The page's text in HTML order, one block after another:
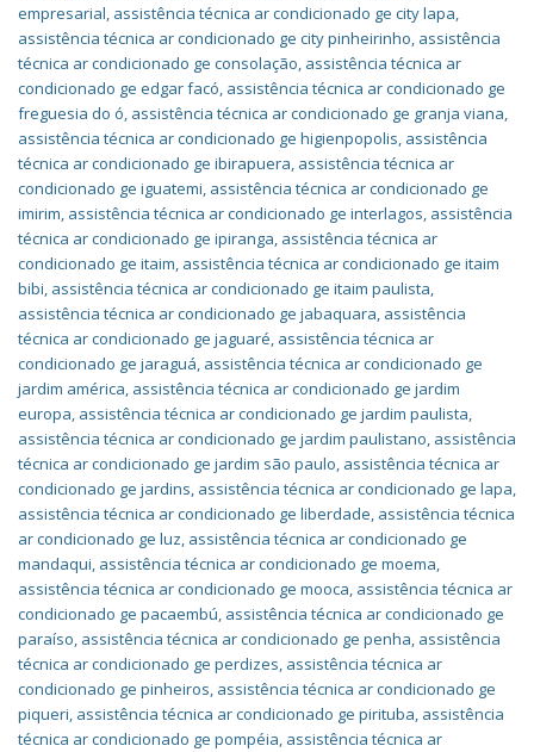
empresarial, assistência técnica ar condicionado ge city lapa,
assistência técnica ar condicionado ge city pinheirinho, assistência
técnica ar condicionado ge consolação, assistência técnica ar
condicionado ge edgar facó, assistência técnica ar condicionado ge
freguesia do ó, assistência técnica ar condicionado ge granja viana,
assistência técnica ar condicionado ge higienpopolis, assistência
técnica ar condicionado ge ibirapuera, assistência técnica ar
condicionado ge iguatemi, assistência técnica ar condicionado ge
imirim, assistência técnica ar condicionado ge interlagos, assistência
técnica ar condicionado ge ipiranga, assistência técnica ar
condicionado ge itaim, assistência técnica ar condicionado ge itaim
bibi, assistência técnica ar condicionado ge itaim paulista,
assistência técnica ar condicionado ge jabaquara, assistência
técnica ar condicionado ge jaguaré, assistência técnica ar
condicionado ge jaraguá, assistência técnica ar condicionado ge
jardim américa, assistência técnica ar condicionado ge jardim
europa, assistência técnica ar condicionado ge jardim paulista,
assistência técnica ar condicionado ge jardim paulistano, assistência
técnica ar condicionado ge jardim são paulo, assistência técnica ar
condicionado ge jardins, assistência técnica ar condicionado ge lapa,
assistência técnica ar condicionado ge liberdade, assistência técnica
ar condicionado ge luz, assistência técnica ar condicionado ge
mandaqui, assistência técnica ar condicionado ge moema,
assistência técnica ar condicionado ge mooca, assistência técnica ar
condicionado ge pacaembú, assistência técnica ar condicionado ge
paraíso, assistência técnica ar condicionado ge penha, assistência
técnica ar condicionado ge perdizes, assistência técnica ar
condicionado ge pinheiros, assistência técnica ar condicionado ge
piqueri, assistência técnica ar condicionado ge pirituba, assistência
técnica ar condicionado ge pompéia, assistência técnica ar